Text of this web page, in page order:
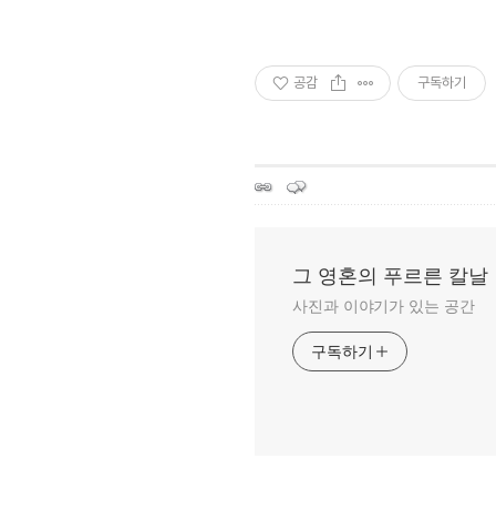
공감 구독하기
그 영혼의 푸르른 칼날
사진과 이야기가 있는 공간
구독하기